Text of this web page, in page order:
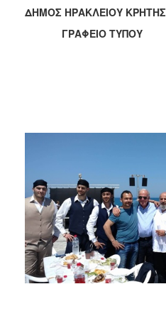
2019
2018
2010
2006
ΔΗΜΟΣ ΗΡΑΚΛΕΙΟΥ ΚΡΗΤΗΣ
ΓΡΑΦΕΙΟ ΤΥΠΟΥ